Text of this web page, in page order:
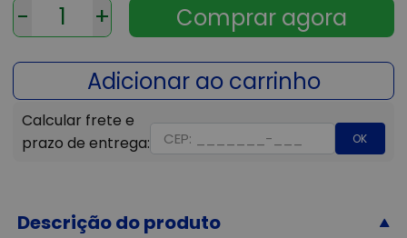
- +
OK
Descrição do produto